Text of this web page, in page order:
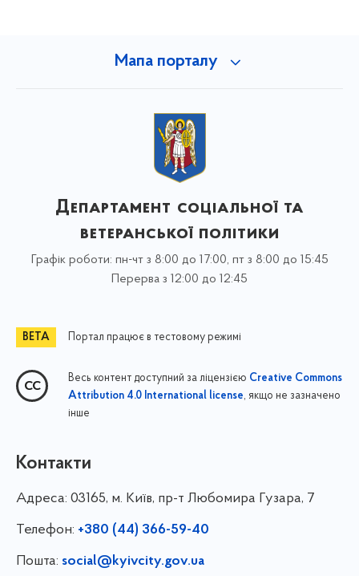
Мапа порталу
Департамент соціальної та
ветеранської політики
Графік роботи: пн-чт з 8:00 до 17:00, пт з 8:00 до 15:45
Перерва з 12:00 до 12:45
Портал працює в тестовому режимі
Весь контент доступний за ліцензією Creative Commons
Attribution 4.0 International license, якщо не зазначено
інше
Контакти
Адреса: 03165, м. Київ, пр-т Любомира Гузара, 7
Телефон: +380 (44) 366-59-40
Пошта: social@kyivcity.gov.ua